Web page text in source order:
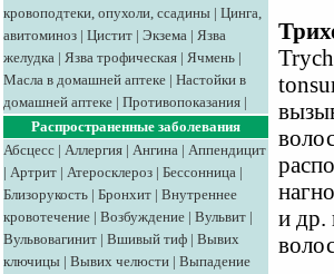
кровоподтеки, опухоли, ссадины | Цинга,
авитоминоз | Цистит | Экзема | Язва
желудка | Язва трофическая | Ячмень |
Масла в домашней аптеке | Настойки в
домашней аптеке | Противопоказания |
Распространенные заболевания
Абсцесс | Аллергия | Ангина | Аппендицит
| Артрит | Атеросклероз | Бессонница |
Близорукость | Бронхит | Внутреннее
кровотечение | Возбуждение | Вульвит |
Вульвовагинит | Вшивый тиф | Вывих
ключицы | Вывих челюсти | Выпадение
и др.